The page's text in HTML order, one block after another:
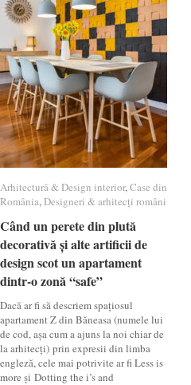
Arhitectură & Design interior,Case din
România,Designeri & arhitecți români
Când un perete din plută
decorativă și alte artificii de
design scot un apartament
dintr-o zonă “safe”
Dacă ar fi să descriem spațiosul
apartament Z din Băneasa (numele lui
de cod, așa cum a ajuns la noi chiar de
la arhitecți) prin expresii din limba
engleză, cele mai potrivite ar fi Less is
more și Dotting the i’s and
Arhitectură & Design interior Case din
România Designeri & arhitecți români
Când un perete din plută
decorativă și alte artificii de
design scot un apartament
dintr-o zonă “safe”